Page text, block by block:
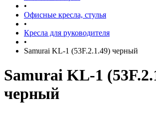
•
Офисные кресла, стулья
•
Кресла для руководителя
•
Samurai KL-1 (53F.2.1.49) черный
Samurai KL-1
черный